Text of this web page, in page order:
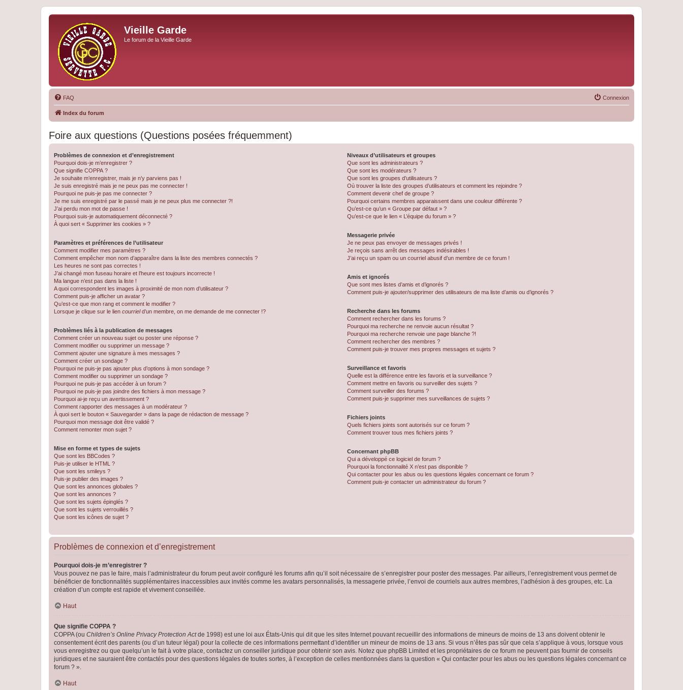
Vieille Garde
Le forum de la Vieille Garde
FAQ Connexion
Index du forum
Foire aux questions (Questions posées fréquemment)
Problèmes de connexion et d’enregistrement
Pourquoi dois-je m’enregistrer ?
Que signifie COPPA ?
Je souhaite m’enregistrer, mais je n’y parviens pas !
Je suis enregistré mais je ne peux pas me connecter !
Pourquoi ne puis-je pas me connecter ?
Je me suis enregistré par le passé mais je ne peux plus me connecter ?!
J’ai perdu mon mot de passe !
Pourquoi suis-je automatiquement déconnecté ?
À quoi sert « Supprimer les cookies » ?
Paramètres et préférences de l’utilisateur
Comment modifier mes paramètres ?
Comment empêcher mon nom d’apparaître dans la liste des membres connectés ?
Les heures ne sont pas correctes !
J’ai changé mon fuseau horaire et l’heure est toujours incorrecte !
Ma langue n’est pas dans la liste !
A quoi correspondent les images à proximité de mon nom d’utilisateur ?
Comment puis-je afficher un avatar ?
Qu’est-ce que mon rang et comment le modifier ?
Lorsque je clique sur le lien courrield’un membre, on me demande de me connecter !?
Problèmes liés à la publication de messages
Comment créer un nouveau sujet ou poster une réponse ?
Comment modifier ou supprimer un message ?
Comment ajouter une signature à mes messages ?
Comment créer un sondage ?
Pourquoi ne puis-je pas ajouter plus d’options à mon sondage ?
Comment modifier ou supprimer un sondage ?
Pourquoi ne puis-je pas accéder à un forum ?
Pourquoi ne puis-je pas joindre des fichiers à mon message ?
Pourquoi ai-je reçu un avertissement ?
Comment rapporter des messages à un modérateur ?
À quoi sert le bouton « Sauvegarder » dans la page de rédaction de message ?
Pourquoi mon message doit être validé ?
Comment remonter mon sujet ?
Mise en forme et types de sujets
Que sont les BBCodes ?
Puis-je utiliser le HTML ?
Que sont les smileys ?
Puis-je publier des images ?
Que sont les annonces globales ?
Que sont les annonces ?
Que sont les sujets épinglés ?
Que sont les sujets verrouillés ?
Que sont les icônes de sujet ?
Niveaux d’utilisateurs et groupes
Que sont les administrateurs ?
Que sont les modérateurs ?
Que sont les groupes d’utilisateurs ?
Où trouver la liste des groupes d’utilisateurs et comment les rejoindre ?
Comment devenir chef de groupe ?
Pourquoi certains membres apparaissent dans une couleur différente ?
Qu’est-ce qu’un « Groupe par défaut » ?
Qu’est-ce que le lien « L’équipe du forum » ?
Messagerie privée
Je ne peux pas envoyer de messages privés !
Je reçois sans arrêt des messages indésirables !
J’ai reçu un spam ou un courriel abusif d’un membre de ce forum !
Amis et ignorés
Que sont mes listes d’amis et d’ignorés ?
Comment puis-je ajouter/supprimer des utilisateurs de ma liste d’amis ou d’ignorés ?
Recherche dans les forums
Comment rechercher dans les forums ?
Pourquoi ma recherche ne renvoie aucun résultat ?
Pourquoi ma recherche renvoie une page blanche ?!
Comment rechercher des membres ?
Comment puis-je trouver mes propres messages et sujets ?
Surveillance et favoris
Quelle est la différence entre les favoris et la surveillance ?
Comment mettre en favoris ou surveiller des sujets ?
Comment surveiller des forums ?
Comment puis-je supprimer mes surveillances de sujets ?
Fichiers joints
Quels fichiers joints sont autorisés sur ce forum ?
Comment trouver tous mes fichiers joints ?
Concernant phpBB
Qui a développé ce logiciel de forum ?
Pourquoi la fonctionnalité X n’est pas disponible ?
Qui contacter pour les abus ou les questions légales concernant ce forum ?
Comment puis-je contacter un administrateur du forum ?
Problèmes de connexion et d’enregistrement
Pourquoi dois-je m’enregistrer ?
Vous pouvez ne pas le faire, mais l’administrateur du forum peut avoir configuré les forums afin qu’il soit nécessaire de s’enregistrer pour poster des messages. Par ailleurs, l’enregistrement vous permet de
bénéficier de fonctionnalités supplémentaires inaccessibles aux invités comme les avatars personnalisés, la messagerie privée, l’envoi de courriels aux autres membres, l’adhésion à des groupes, etc. La
création d’un compte est rapide et vivement conseillée.
Haut
Que signifie COPPA ?
COPPA (ou Children’s Online Privacy Protection Actde 1998) est une loi aux États-Unis qui dit que les sites Internet pouvant recueillir des informations de mineurs de moins de 13 ans doivent obtenir le
consentement écrit des parents (ou d’un tuteur légal) pour la collecte de ces informations permettant d’identifier un mineur de moins de 13 ans. Si vous n’êtes pas sûr que cela s’applique à vous, lorsque vous
vous enregistrez ou que quelqu’un le fait à votre place, contactez un conseiller juridique pour obtenir son avis. Notez que phpBB Limited et les propriétaires de ce forum ne peuvent pas fournir de conseils
juridiques et ne sauraient être contactés pour des questions légales de toutes sortes, à l’exception de celles mentionnées dans la question « Qui contacter pour les abus ou les questions légales concernant ce
forum ? ».
Haut